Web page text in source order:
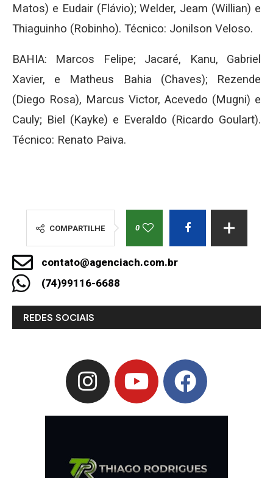
Matos) e Eudair (Flávio); Welder, Jeam (Willian) e
Thiaguinho (Robinho). Técnico: Jonilson Veloso.
BAHIA: Marcos Felipe; Jacaré, Kanu, Gabriel
Xavier, e Matheus Bahia (Chaves); Rezende
(Diego Rosa), Marcus Victor, Acevedo (Mugni) e
Cauly; Biel (Kayke) e Everaldo (Ricardo Goulart).
Técnico: Renato Paiva.
COMPARTILHE 0
contato@agenciach.com.br
(74)99116-6688
REDES SOCIAIS